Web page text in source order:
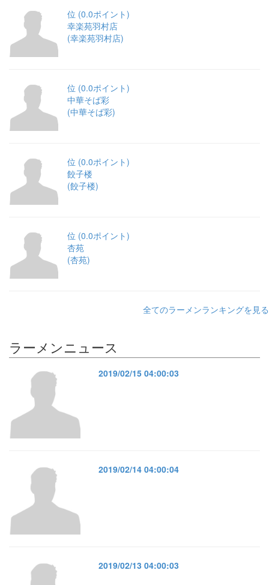
位 (0.0ポイント)
幸楽苑羽村店
(幸楽苑羽村店)
位 (0.0ポイント)
中華そば彩
(中華そば彩)
位 (0.0ポイント)
餃子楼
(餃子楼)
位 (0.0ポイント)
杏苑
(杏苑)
全てのラーメンランキングを見る
ラーメンニュース
2019/02/15 04:00:03
2019/02/14 04:00:04
2019/02/13 04:00:03